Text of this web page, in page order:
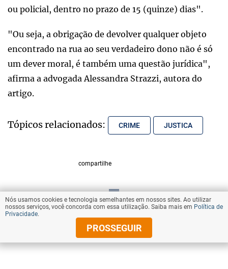
ou policial, dentro no prazo de 15 (quinze) dias".
"Ou seja, a obrigação de devolver qualquer objeto
encontrado na rua ao seu verdadeiro dono não é só
um dever moral, é também uma questão jurídica",
afirma a advogada Alessandra Strazzi, autora do
artigo.
Tópicos relacionados: CRIME JUSTICA
compartilhe
VOLTAR AO TOPO
© Copyright 2025 Diários Associados
Nós usamos cookies e tecnologia semelhantes em nossos sites. Ao utilizar
nossos serviços, você concorda com essa utilização. Saiba mais em Política de
Privacidade.
PROSSEGUIR